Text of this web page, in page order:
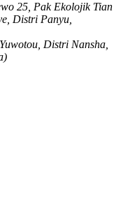
25, Pak Ekolojik Tian
Distri Panyu,
Distri Nansha,